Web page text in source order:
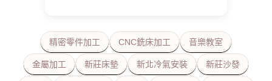
精密零件加工 CNC銑床加工 音樂教室
金屬加工 新莊床墊 新北冷氣安裝 新莊沙發